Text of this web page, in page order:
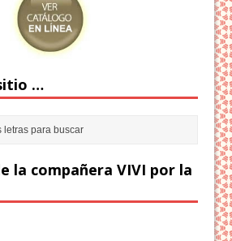
…
la compañera VIVI por la